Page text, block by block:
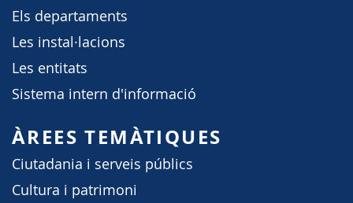
Els departaments
Les instal·lacions
Les entitats
Sistema intern d'informació
ÀREES TEMÀTIQUES
Ciutadania i serveis públics
Cultura i patrimoni